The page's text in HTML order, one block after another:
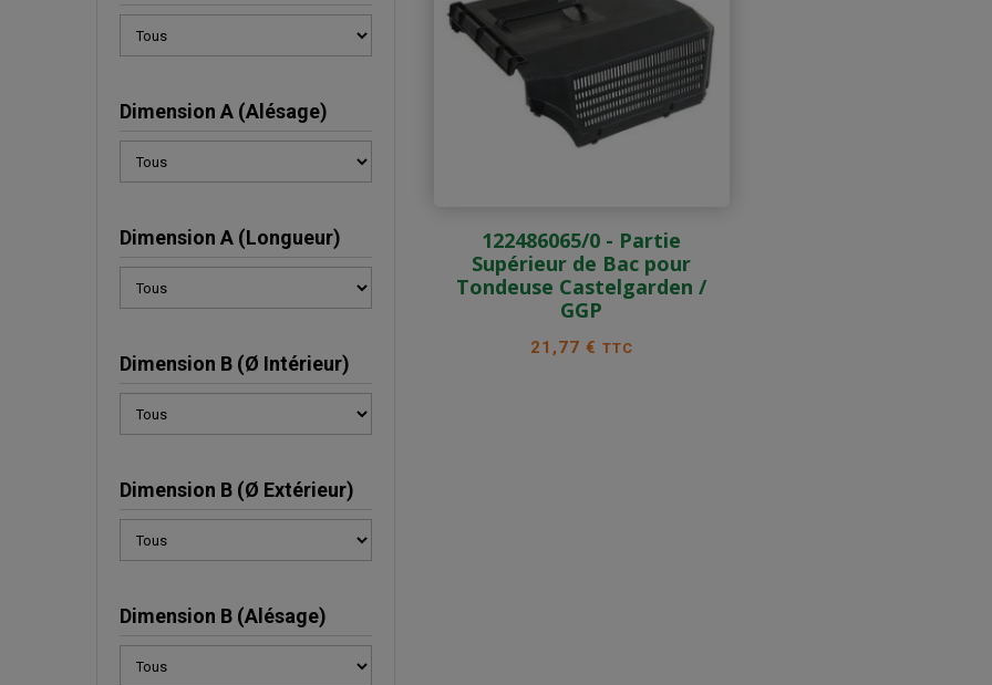
Dimension A (Alésage)
Dimension A (Longueur)
Dimension B (Ø Intérieur)
Dimension B (Ø Extérieur)
Dimension B (Alésage)
122486065/0 - Partie
Supérieur de Bac pour
Tondeuse Castelgarden /
GGP
Prix
21,77 € TTC